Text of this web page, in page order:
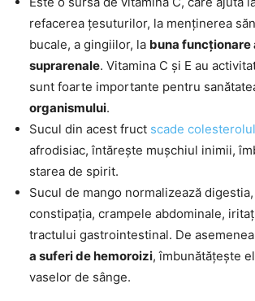
refacerea țesuturilor, la menținerea
bucale, a gingiilor, la buna funcționare
suprarenale. Vitamina C și E au
sunt foarte importante pentru
organismului.
Sucul din acest fruct scade colesterolul
afrodisiac, întărește mușchiul inimii,
starea de spirit.
Sucul de mango normalizează
constipația, crampele abdominale,
tractului gastrointestinal. De asemenea
a suferi de hemoroizi, îmbunătățește
vaselor de sânge.